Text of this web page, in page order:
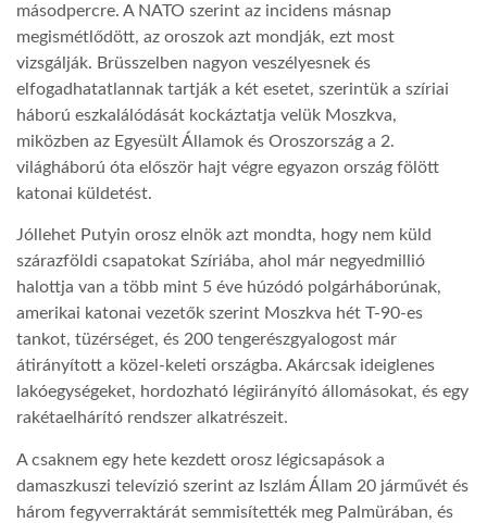
GLOBOBOOK
másodpercre. A NATO szerint az incidens másnap
megismétlődött, az oroszok azt mondják, ezt most
vizsgálják. Brüsszelben nagyon veszélyesnek és
elfogadhatatlannak tartják a két esetet, szerintük a szíriai
háború eszkalálódását kockáztatja velük Moszkva,
miközben az Egyesült Államok és Oroszország a 2.
világháború óta először hajt végre egyazon ország fölött
katonai küldetést.
Jóllehet Putyin orosz elnök azt mondta, hogy nem küld
szárazföldi csapatokat Szíriába, ahol már negyedmillió
halottja van a több mint 5 éve húzódó polgárháborúnak,
amerikai katonai vezetők szerint Moszkva hét T-90-es
tankot, tüzérséget, és 200 tengerészgyalogost már
átirányított a közel-keleti országba. Akárcsak ideiglenes
lakóegységeket, hordozható légiirányító állomásokat, és egy
rakétaelhárító rendszer alkatrészeit.
A csaknem egy hete kezdett orosz légicsapások a
damaszkuszi televízió szerint az Iszlám Állam 20 járművét és
három fegyverraktárát semmisítették meg Palmürában, és